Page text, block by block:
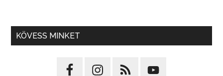
KÖVESS MINKET